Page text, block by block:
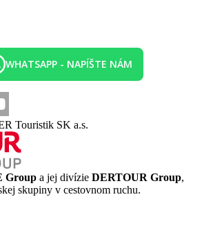
WHATSAPP - NAPÍŠTE NÁM
Touristik SK a.s.
Group a jej divízie DERTOUR Group,
skupiny v cestovnom ruchu.